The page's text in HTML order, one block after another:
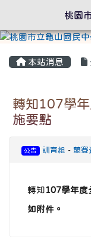
本站消息
轉知107學
施要點
公告 訓育組 - 競賽
轉知 107學年度
如附件。
桃園